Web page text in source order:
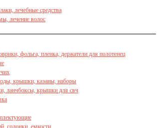
лечебные средства
лечение волос
фольга, пленка, держатели для полотенец
крышки, казаны, наборы
ланчбоксы, крышки для свч
солонки, емкости